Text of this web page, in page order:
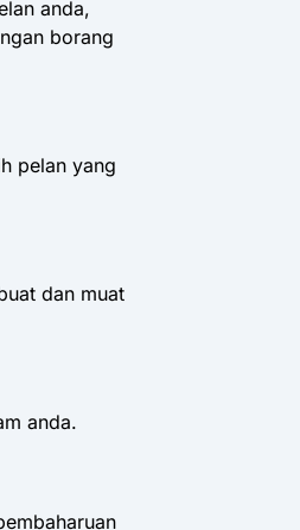
anda,
borang
pelan yang
dan muat
anda.